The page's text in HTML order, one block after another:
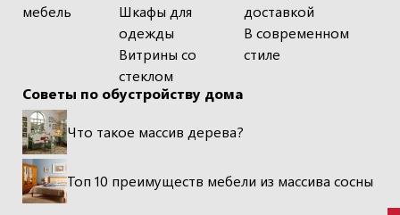
мебель
Шкафы для
одежды
Витрины со
стеклом
доставкой
В современном
стиле
Советы по обустройству дома
Что такое массив дерева?
Топ 10 преимуществ мебели из массива сосны